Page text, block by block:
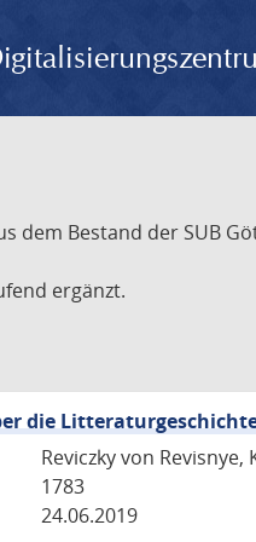
dem Bestand der SUB
ergänzt.
die
Reviczky von
1783
24.06.2019